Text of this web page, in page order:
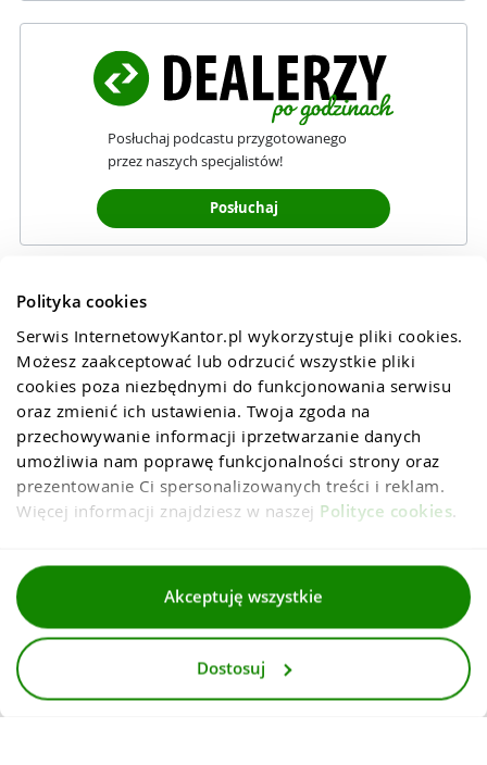
Polityka cookies
Serwis InternetowyKantor.pl wykorzystuje pliki cookies.
Możesz zaakceptować lub odrzucić wszystkie pliki
cookies poza niezbędnymi do funkcjonowania serwisu
oraz zmienić ich ustawienia. Twoja zgoda na
przechowywanie informacji iprzetwarzanie danych
umożliwia nam poprawę funkcjonalności strony oraz
prezentowanie Ci spersonalizowanych treści i reklam.
Więcej informacji znajdziesz w naszej Polityce cookies.
Akceptuję wszystkie
Dostosuj
Posłuchaj podcastu przygotowanego
przez naszych specjalistów!
Posłuchaj
Regulaminy
Dla mediów